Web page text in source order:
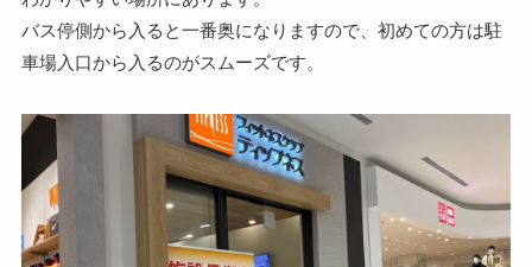
バス停側から入ると一番奥になりますので、初めての方は駐
車場入口から入るのがスムーズです。